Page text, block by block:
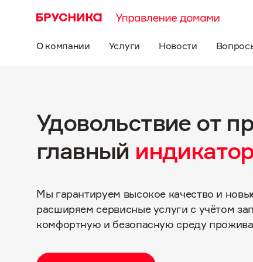
О компании Услуги Новости
Удовольствие от
главный
Мы гарантируем высокое качество и
расширяем сервисные услуги с учётом
комфортную и безопасную среду